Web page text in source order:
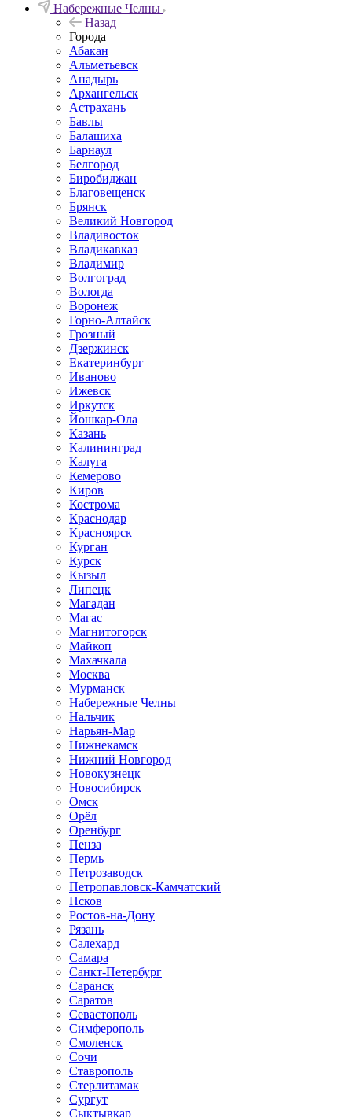
Набережные Челны
Назад
Города
Абакан
Альметьевск
Анадырь
Архангельск
Астрахань
Бавлы
Балашиха
Барнаул
Белгород
Биробиджан
Благовещенск
Брянск
Великий Новгород
Владивосток
Владикавказ
Владимир
Волгоград
Вологда
Воронеж
Горно-Алтайск
Грозный
Дзержинск
Екатеринбург
Иваново
Ижевск
Иркутск
Йошкар-Ола
Казань
Калининград
Калуга
Кемерово
Киров
Кострома
Краснодар
Красноярск
Курган
Курск
Кызыл
Липецк
Магадан
Магас
Магнитогорск
Майкоп
Махачкала
Москва
Мурманск
Набережные Челны
Нальчик
Нарьян-Мар
Нижнекамск
Нижний Новгород
Новокузнецк
Новосибирск
Омск
Орёл
Оренбург
Пенза
Пермь
Петрозаводск
Петропавловск-Камчатский
Псков
Ростов-на-Дону
Рязань
Салехард
Самара
Санкт-Петербург
Саранск
Саратов
Севастополь
Симферополь
Смоленск
Сочи
Ставрополь
Стерлитамак
Сургут
Сыктывкар